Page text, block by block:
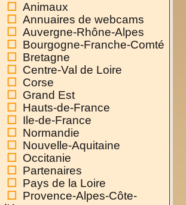
Animaux
Annuaires de webcams
Auvergne-Rhône-Alpes
Bourgogne-Franche-Comté
Bretagne
Centre-Val de Loire
Corse
Grand Est
Hauts-de-France
Ile-de-France
Normandie
Nouvelle-Aquitaine
Occitanie
Partenaires
Pays de la Loire
Provence-Alpes-Côte-